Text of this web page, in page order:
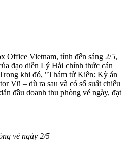
Office Vietnam, tính đến sáng 2/5,
đạo diễn Lý Hải chính thức cán
khi đó, "Thám tử Kiên: Kỳ án
Vũ – dù ra sau và có số suất chiếu
đầu doanh thu phòng vé ngày, đạt
vé ngày 2/5